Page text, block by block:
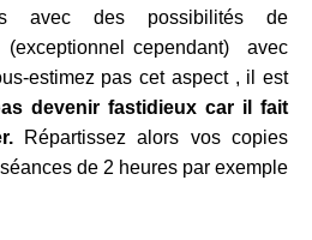
avec des possibilités de
(exceptionnel cependant) avec
estimez pas cet aspect , il est
devenir fastidieux car il fait
Répartissez alors vos copies
de 2 heures par exemple